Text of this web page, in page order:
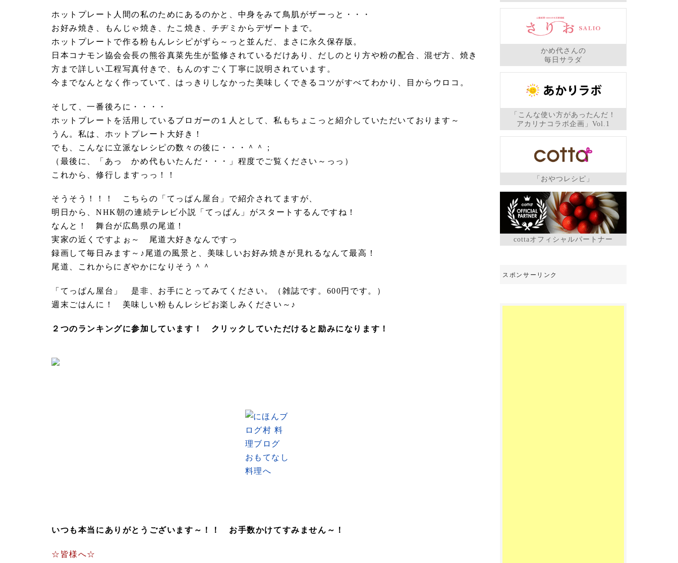
ホットプレート人間の私のためにあるのかと、中身をみて鳥肌がザーっと・・・
お好み焼き、もんじゃ焼き、たこ焼き、チヂミからデザートまで。
ホットプレートで作る粉もんレシピがずら～っと並んだ、まさに永久保存版。
日本コナモン協会会長の熊谷真菜先生が監修されているだけあり、だしのとり方や粉の配合、混ぜ方、焼き
方まで詳しい工程写真付きで、もんのすごく丁寧に説明されています。
今までなんとなく作っていて、はっきりしなかった美味しくできるコツがすべてわかり、目からウロコ。
そして、一番後ろに・・・・
ホットプレートを活用しているブロガーの１人として、私もちょこっと紹介していただいております～
うん。私は、ホットプレート大好き！
でも、こんなに立派なレシピの数々の後に・・・＾＾；
（最後に、「あっ かめ代もいたんだ・・・」程度でご覧ください～っっ）
これから、修行しますっっ！！
そうそう！！！ こちらの「てっぱん屋台」で紹介されてますが、
明日から、NHK朝の連続テレビ小説「てっぱん」がスタートするんですね！
なんと！ 舞台が広島県の尾道！
実家の近くですよぉ～ 尾道大好きなんですっ
録画して毎日みます～♪尾道の風景と、美味しいお好み焼きが見れるなんて最高！
尾道、これからにぎやかになりそう＾＾
「てっぱん屋台」 是非、お手にとってみてください。（雑誌です。600円です。）
週末ごはんに！ 美味しい粉もんレシピお楽しみください～♪
２つのランキングに参加しています！ クリックしていただけると励みになります！
いつも本当にありがとうございます～！！ お手数かけてすみません～！
☆皆様へ☆
かめ代さんの
毎日サラダ
「こんな使い方があったんだ！
アカリナコラボ企画」Vol.1
「おやつレシピ」
cottaオフィシャルパートナー